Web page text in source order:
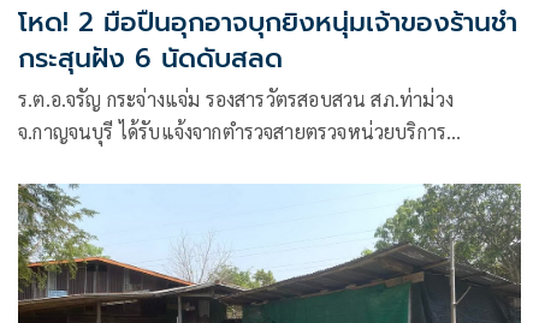
โหด! 2 มือปืนอุกอาจบุกยิงหนุ่มเจ้าของร้านชำ
กระสุนฝัง 6 นัดดับสลด
ร.ต.อ.จรัญ กระจ่างแจ่ม รองสารวัตรสอบสวน สภ.ท่าม่วง
จ.กาญจนบุรี ได้รับแจ้งจากตำรวจสายตรวจหน่วยบริการ
นขายโชห่วยติดกับร้านจำหน่ายปุ๋ยและยาสัตว์